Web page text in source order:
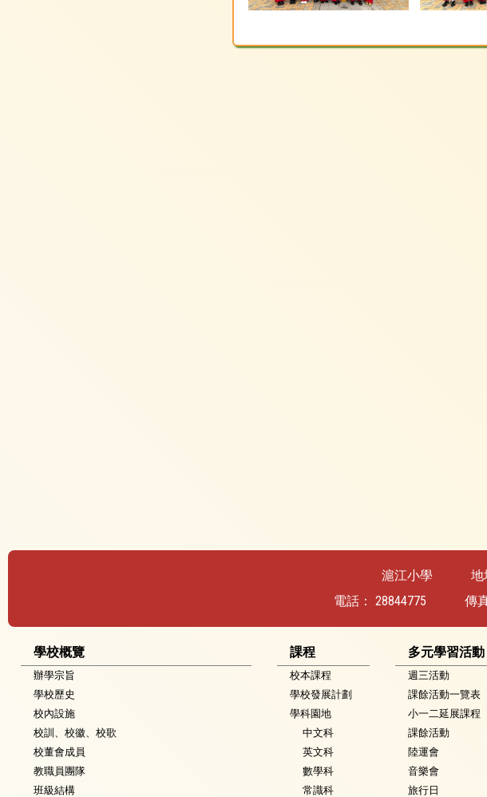
滬江小學 地
電話： 28844775 傳
學校概覽
辦學宗旨
學校歷史
校內設施
校訓、校徽、校歌
校董會成員
教職員團隊
班級結構
課程
校本課程
學校發展計劃
學科園地
中文科
英文科
數學科
常識科
多元學習活動
週三活動
課餘活動一覽表
小一二延展課程
課餘活動
陸運會
音樂會
旅行日